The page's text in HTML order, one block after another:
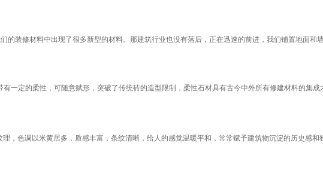
的装修材料中出现了很多新型的材料。那建筑行业也没有落后，正在迅速的前进，我们铺置地面和
一定的柔性，可随意赋形，突破了传统砖的造型限制，柔性石材具有古今中外所有修建材料的集
，色调以米黄居多，质感丰富，条纹清晰，给人的感觉温暖平和，常常赋予建筑物沉淀的历史感